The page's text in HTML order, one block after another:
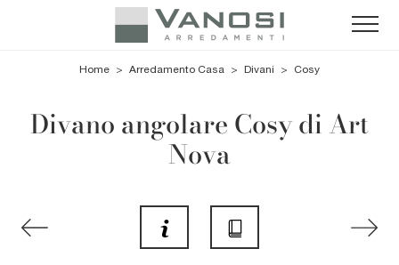
Home > Arredamento Casa > Divani > Cosy
Divano angolare Cosy di Art
Nova